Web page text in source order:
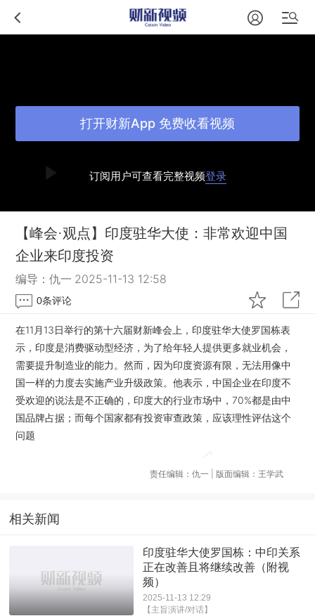
订阅用户可查看完整视频登录
打开财新App 免费收看视频
【峰会·观点】印度驻华大使：非常欢迎中国
企业来印度投资
编导：仇一 2025-11-13 12:58
0条评论
在11月13日举行的第十六届财新峰会上，印度驻华大使罗国栋表
示，印度是消费驱动型经济，为了给年轻人提供更多就业机会，
需要提升制造业的能力。然而，因为印度资源有限，无法用像中
国一样的力度去实施产业升级政策。他表示，中国企业在印度不
受欢迎的说法是不正确的，印度大的行业市场中，70%都是由中
国品牌占据；而每个国家都有投资审查政策，应该理性评估这个
问题
责任编辑：仇一 | 版面编辑：王学武
相关新闻
印度驻华大使罗国栋：中印关系
正在改善且将继续改善（附视
频）
2025-11-13 12:29
【主旨演讲/对话】